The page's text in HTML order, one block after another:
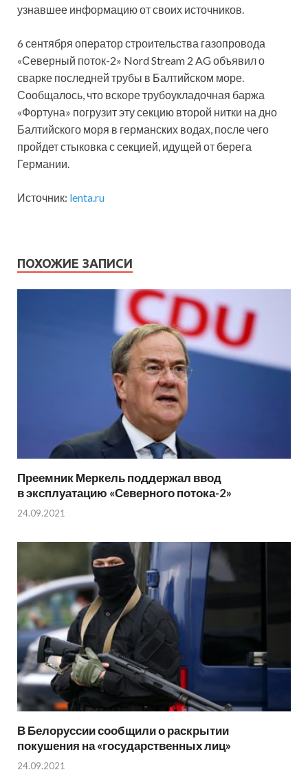
узнавшее информацию от своих источников.
6 сентября оператор строительства газопровода
«Северный поток-2» Nord Stream 2 AG объявил о
сварке последней трубы в Балтийском море.
Сообщалось, что вскоре трубоукладочная баржа
«Фортуна» погрузит эту секцию второй нитки на дно
Балтийского моря в германских водах, после чего
пройдет стыковка с секцией, идущей от берега
Германии.
Источник: lenta.ru
ПОХОЖИЕ ЗАПИСИ
Преемник Меркель поддержал ввод
в эксплуатацию «Северного потока-2»
24.09.2021
В Белоруссии сообщили о раскрытии
покушения на «государственных лиц»
24.09.2021